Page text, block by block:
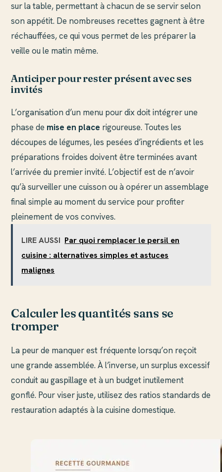
sur la table, permettant à chacun de se servir selon
son appétit. De nombreuses recettes gagnent à être
réchauffées, ce qui vous permet de les préparer la
veille ou le matin même.
Anticiper pour rester présent avec ses
invités
L’organisation d’un menu pour dix doit intégrer une
phase de mise en place rigoureuse. Toutes les
découpes de légumes, les pesées d’ingrédients et les
préparations froides doivent être terminées avant
l’arrivée du premier invité. L’objectif est de n’avoir
qu’à surveiller une cuisson ou à opérer un assemblage
final simple au moment du service pour profiter
pleinement de vos convives.
LIRE AUSSI Par quoi remplacer le persil en
cuisine : alternatives simples et astuces
malignes
Calculer les quantités sans se
tromper
La peur de manquer est fréquente lorsqu’on reçoit
une grande assemblée. À l’inverse, un surplus excessif
conduit au gaspillage et à un budget inutilement
gonflé. Pour viser juste, utilisez des ratios standards de
restauration adaptés à la cuisine domestique.